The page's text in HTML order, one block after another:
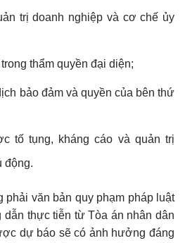
trị doanh nghiệp và cơ chế ủy
thẩm quyền đại diện;
bảo đảm và quyền của bên thứ
tố tụng, kháng cáo và quản trị
động.
phải văn bản quy phạm pháp luật
thực tiễn từ Tòa án nhân dân
dự báo sẽ có ảnh hưởng đáng